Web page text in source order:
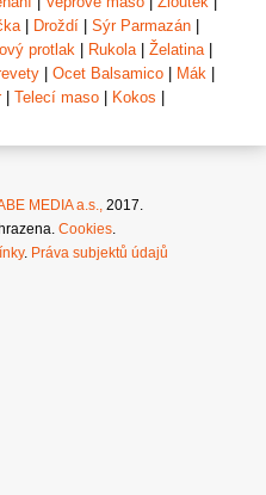
| Droždí Sýr Parmazán
protlak Rukola| Želatina|
Ocet Balsamico Mák
| Telecí maso Kokos
MEDIA a.s., 2017.
Cookies.
. Práva subjektů údajů